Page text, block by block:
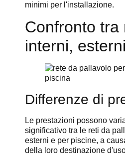
minimi per l'installazione.
Confronto tra
interni,
Differenze di
Le prestazioni possono
significativo tra le reti da
esterni e per piscine, a
della loro destinazione